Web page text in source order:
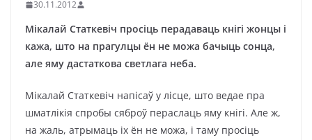
30.11.2012
Мікалай Статкевіч просіць перадаваць кнігі жонцы і
кажа, што на прагулцы ён не можа бачыць сонца,
але яму дастаткова светлага неба.
Мікалай Статкевіч напісаў у лісце, што ведае пра
шматлікія спробы сяброў пераслаць яму кнігі. Але ж,
на жаль, атрымаць іх ён не можа, і таму просіць